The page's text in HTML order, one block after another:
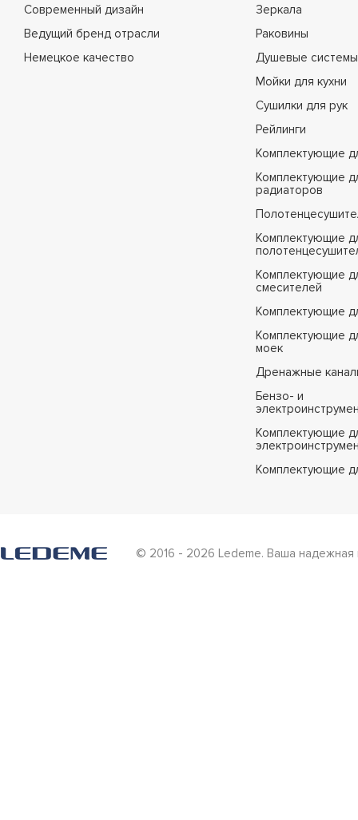
Современный дизайн
Ведущий бренд отрасли
Немецкое качество
Зеркала
Раковины
Душевые системы
Мойки для кухни
Сушилки для рук
Рейлинги
Комплектующие
Комплектующие
радиаторов
Комплектующие
Комплектующие
смесителей
Комплектующие
Комплектующие
моек
Дренажные
Бензо- и
Комплектующие
Комплектующие
© 2016 - 2026 Ledeme. Ваша